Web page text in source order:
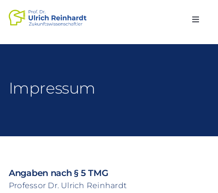
Inhalt
Toggle
Forschung
Kontakt
Impressum
Angaben nach § 5 TMG
Professor Dr. Ulrich Reinhardt